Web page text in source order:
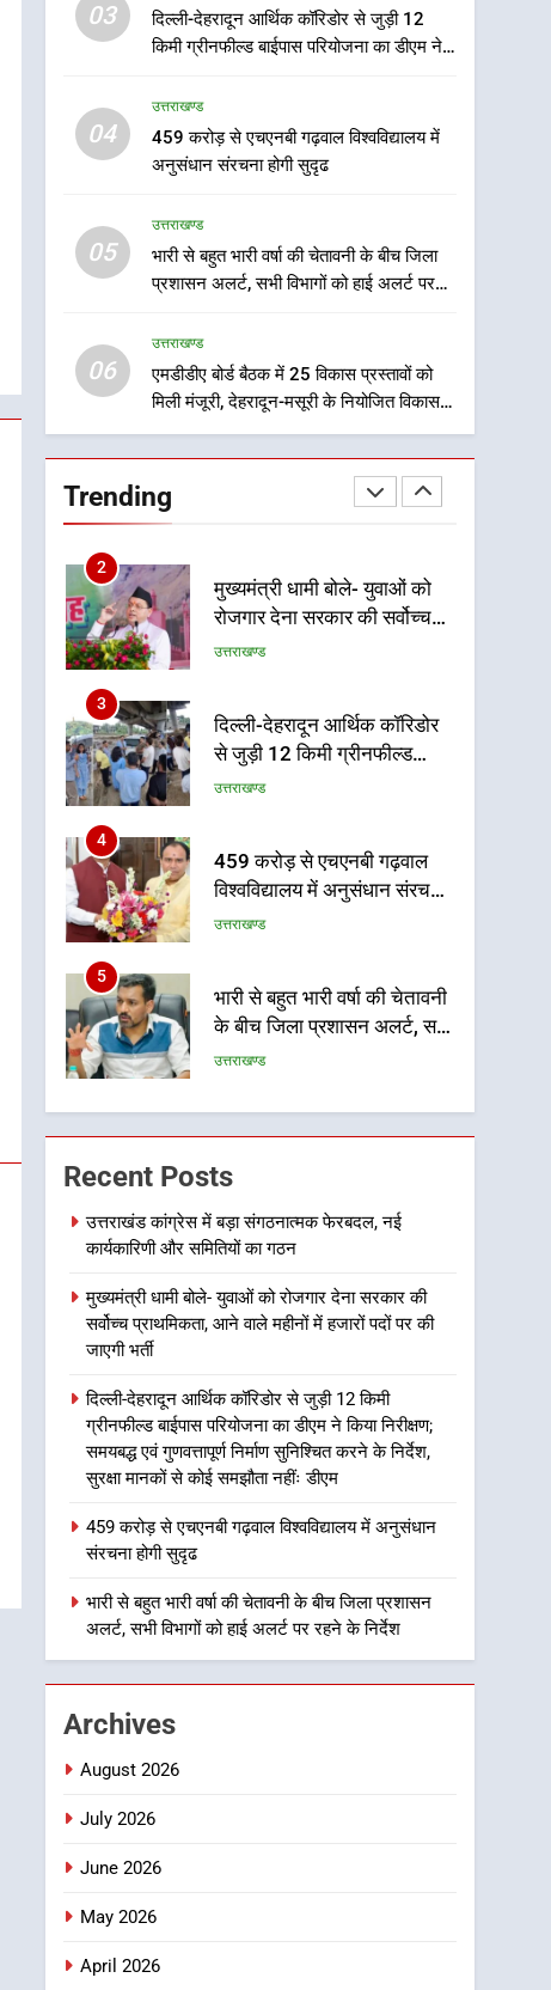
03
दिल्ली-देहरादून आर्थिक कॉरिडोर से जुड़ी 12
किमी ग्रीनफील्ड बाईपास परियोजना का डीएम ने
सुनिश्चित करने के निर्देश, सुरक्षा मानकों से कोई
समझौता नहींः डीएम
04
उत्तराखण्ड
459 करोड़ से एचएनबी गढ़वाल विश्वविद्यालय में
अनुसंधान संरचना होगी सुदृढ
05
उत्तराखण्ड
भारी से बहुत भारी वर्षा की चेतावनी के बीच जिला
प्रशासन अलर्ट, सभी विभागों को हाई अलर्ट पर
06
उत्तराखण्ड
एमडीडीए बोर्ड बैठक में 25 विकास प्रस्तावों को
मिली मंजूरी, देहरादून-मसूरी के नियोजित विकास
Trending
6
एमडीडीए बोर्ड बैठक में 25 विकास
मिलेगी रफ्तार
7
मुख्यमंत्री पुष्कर सिंह धामी के
समीक्षा
उत्तराखण्ड
हरिद्वार से किया गिरफ्तार
उत्तराखण्ड
1
उत्तराखंड कांग्रेस में बड़ा
संगठनात्मक फेरबदल, नई
कार्यकारिणी और समितियों का
2
मुख्यमंत्री धामी बोले- युवाओं को
रोजगार देना सरकार की सर्वोच्च
प्राथमिकता, आने वाले महीनों में
उत्तराखण्ड
3
दिल्ली-देहरादून आर्थिक कॉरिडोर
से जुड़ी 12 किमी ग्रीनफील्ड
बाईपास परियोजना का डीएम ने
के निर्देश, सुरक्षा मानकों से कोई
समझौता नहींः डीएम
उत्तराखण्ड
4
459 करोड़ से एचएनबी गढ़वाल
विश्वविद्यालय में अनुसंधान संरचना
होगी सुदृढ
उत्तराखण्ड
5
भारी से बहुत भारी वर्षा की चेतावनी
के बीच जिला प्रशासन अलर्ट, सभी
विभागों को हाई अलर्ट पर रहने के
उत्तराखण्ड
6
एमडीडीए बोर्ड बैठक में 25 विकास
प्रस्तावों को मिली मंजूरी, देहरादून-
मसूरी के नियोजित विकास को
मिलेगी रफ्तार
7
दिशा-निर्देशों में पीएम आवास
योजना (शहरी) की प्रगति की हुई
उत्तराखण्ड
बैरागीवाला हत्याकांड के फरार चल
रहे अभियुक्त को दून पुलिस ने
हरिद्वार से किया गिरफ्तार
उत्तराखण्ड
1
उत्तराखंड कांग्रेस में बड़ा
कार्यकारिणी और समितियों का
गठन
उत्तराखण्ड
2
मुख्यमंत्री धामी बोले- युवाओं को
4
Recent Posts
उत्तराखंड कांग्रेस में बड़ा संगठनात्मक फेरबदल, नई
कार्यकारिणी और समितियों का गठन
मुख्यमंत्री धामी बोले- युवाओं को रोजगार देना सरकार की
सर्वोच्च प्राथमिकता, आने वाले महीनों में हजारों पदों पर की
जाएगी भर्ती
दिल्ली-देहरादून आर्थिक कॉरिडोर से जुड़ी 12 किमी
ग्रीनफील्ड बाईपास परियोजना का डीएम ने किया निरीक्षण;
समयबद्ध एवं गुणवत्तापूर्ण निर्माण सुनिश्चित करने के निर्देश,
सुरक्षा मानकों से कोई समझौता नहींः डीएम
459 करोड़ से एचएनबी गढ़वाल विश्वविद्यालय में अनुसंधान
संरचना होगी सुदृढ
भारी से बहुत भारी वर्षा की चेतावनी के बीच जिला प्रशासन
अलर्ट, सभी विभागों को हाई अलर्ट पर रहने के निर्देश
Archives
August 2026
July 2026
June 2026
May 2026
April 2026